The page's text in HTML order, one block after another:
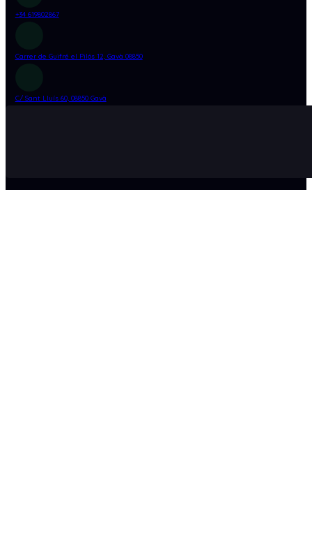
+34 619802867
Carrer de Guifré el Pilós 12, Gavà 08850
C/ Sant Lluís 60, 08850 Gavà